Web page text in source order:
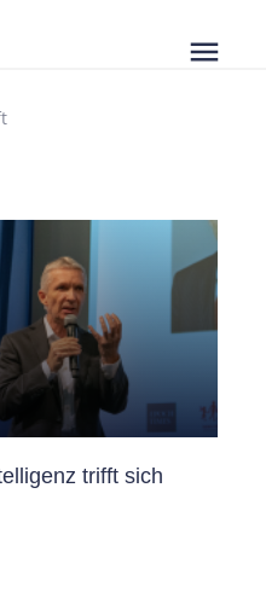
menu
trifft sich